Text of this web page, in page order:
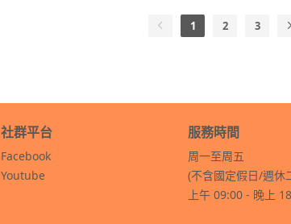
1 2 3
社群平台
Facebook
Youtube
服務時間
周一至周五
(不含國定假日/週休
上午 09:00 - 晚上